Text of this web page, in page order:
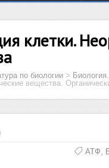
клетки.
по биологии >
вещества.
АТФ